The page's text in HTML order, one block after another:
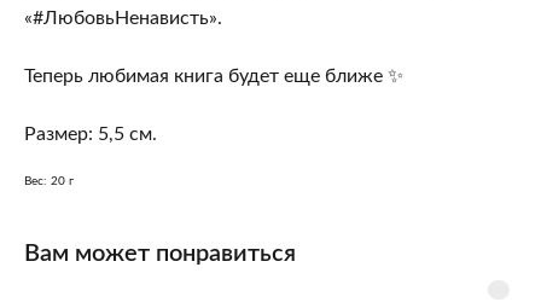
«#ЛюбовьНенависть».
Теперь любимая книга будет еще ближе ✨
Размер: 5,5 см.
Вес: 20 г
Вам может понравиться